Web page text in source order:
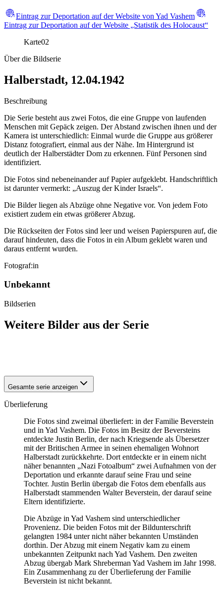
Eintrag zur Deportation auf der Website von Yad Vashem
Eintrag zur Deportation auf der Website „Statistik des Holocaust“
Karte02
Über die Bildserie
Halberstadt, 12.04.1942
Beschreibung
Die Serie besteht aus zwei Fotos, die eine Gruppe von laufenden
Menschen mit Gepäck zeigen. Der Abstand zwischen ihnen und der
Kamera ist unterschiedlich: Einmal wurde die Gruppe aus größerer
Distanz fotografiert, einmal aus der Nähe. Im Hintergrund ist
deutlich der Halberstädter Dom zu erkennen. Fünf Personen sind
identifiziert.
Die Fotos sind nebeneinander auf Papier aufgeklebt. Handschriftlich
ist darunter vermerkt: „Auszug der Kinder Israels“.
Die Bilder liegen als Abzüge ohne Negative vor. Von jedem Foto
existiert zudem ein etwas größerer Abzug.
Die Rückseiten der Fotos sind leer und weisen Papierspuren auf, die
darauf hindeuten, dass die Fotos in ein Album geklebt waren und
daraus entfernt wurden.
Fotograf:in
Unbekannt
Bildserien
Weitere Bilder aus der Serie
Gesamte serie anzeigen
Überlieferung
Die Fotos sind zweimal überliefert: in der Familie Beverstein
und in Yad Vashem. Die Fotos im Besitz der Beversteins
entdeckte Justin Berlin, der nach Kriegsende als Übersetzer
mit der Britischen Armee in seinen ehemaligen Wohnort
Halberstadt zurückkehrte. Dort entdeckte er in einem nicht
näher benannten „Nazi Fotoalbum“ zwei Aufnahmen von der
Deportation und erkannte darauf seine Frau und seine
Tochter. Justin Berlin übergab die Fotos dem ebenfalls aus
Halberstadt stammenden Walter Beverstein, der darauf seine
Eltern identifizierte.
Die Abzüge in Yad Vashem sind unterschiedlicher
Provenienz. Die beiden Fotos mit der Bildunterschrift
gelangten 1984 unter nicht näher bekannten Umständen
dorthin. Der Abzug mit einem Negativ kam zu einem
unbekannten Zeitpunkt nach Yad Vashem. Den zweiten
Abzug übergab Mark Shreberman Yad Vashem im Jahr 1998.
Ein Zusammenhang zu der Überlieferung der Familie
Beverstein ist nicht bekannt.